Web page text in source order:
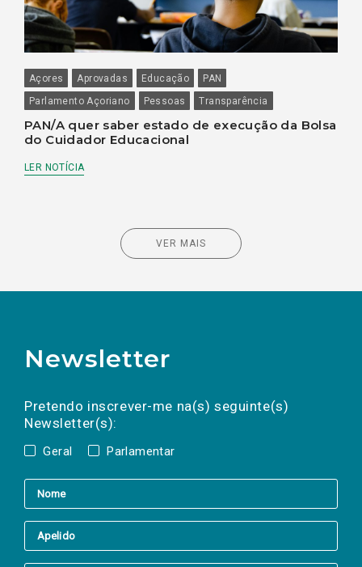
Açores Aprovadas Educação
PAN
Parlamento Açoriano
Pessoas Transparência
PAN/A quer saber estado de execução da Bolsa
do Cuidador Educacional
LER NOTÍCIA
VER MAIS
Newsletter
Pretendo inscrever-me na(s) seguinte(s)
Newsletter(s):
Geral Parlamentar
a(s) newsletter(s).
mail